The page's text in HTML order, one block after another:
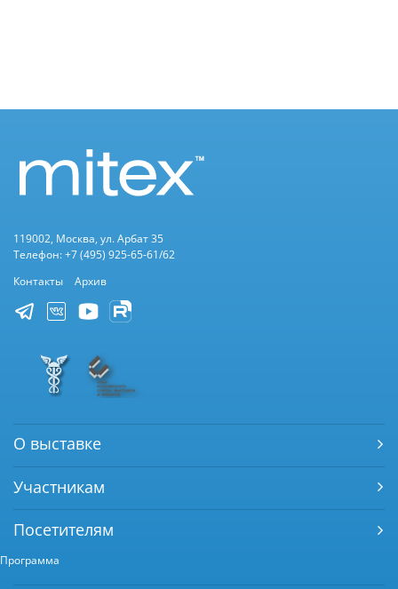
119002, Москва, ул. Арбат 35
Телефон: +7 (495) 925-65-61/62
Контакты
Архив
О выставке
Участникам
Посетителям
Программа